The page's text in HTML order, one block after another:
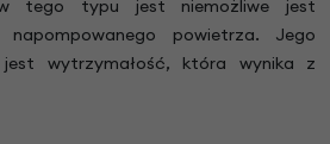
tego typu jest niemożliwe jest
napompowanego powietrza. Jego
wytrzymałość, która wynika z